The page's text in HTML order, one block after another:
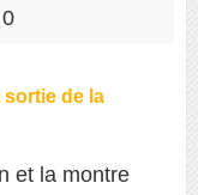
de la
et la montre